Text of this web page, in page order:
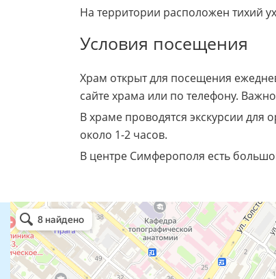
На территории расположен тихий
Условия посещения
Храм открыт для посещения
сайте храма или по телефону.
В храме проводятся экскурсии для
около 1-2 часов.
В центре Симферополя есть